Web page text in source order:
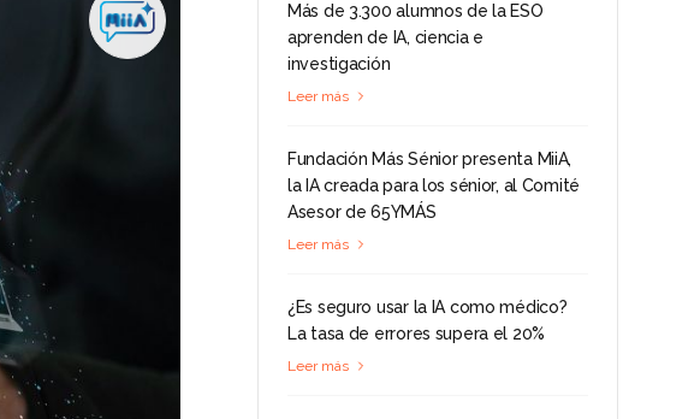
Más de 3.300 alumnos de la ESO
aprenden de IA, ciencia e
investigación
Leer más
Fundación Más Sénior presenta MiiA,
la IA creada para los sénior, al Comité
Asesor de 65YMÁS
Leer más
¿Es seguro usar la IA como médico?
La tasa de errores supera el 20%
Leer más